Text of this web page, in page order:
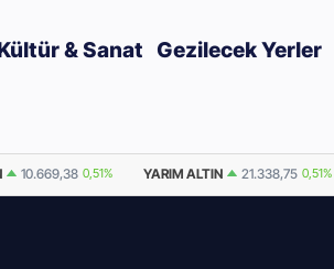
& Sanat Gezilecek Yerler
10.669,38 0,51% YARIM ALTIN 21.338,75 0,51%